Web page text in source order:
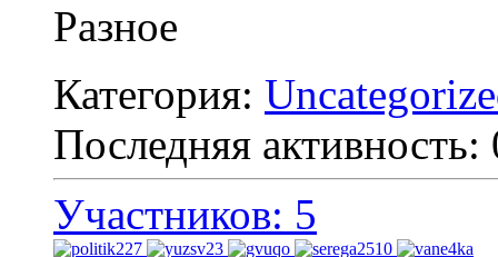
Разное
Категория:
Последняя
Участников: 5